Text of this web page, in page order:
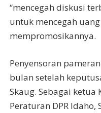
“mencegah diskusi
untuk mencegah
mempromosikannya.
Penyensoran
bulan setelah
Skaug. Sebagai ketua
Peraturan DPR